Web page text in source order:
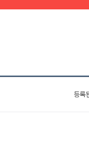
등록